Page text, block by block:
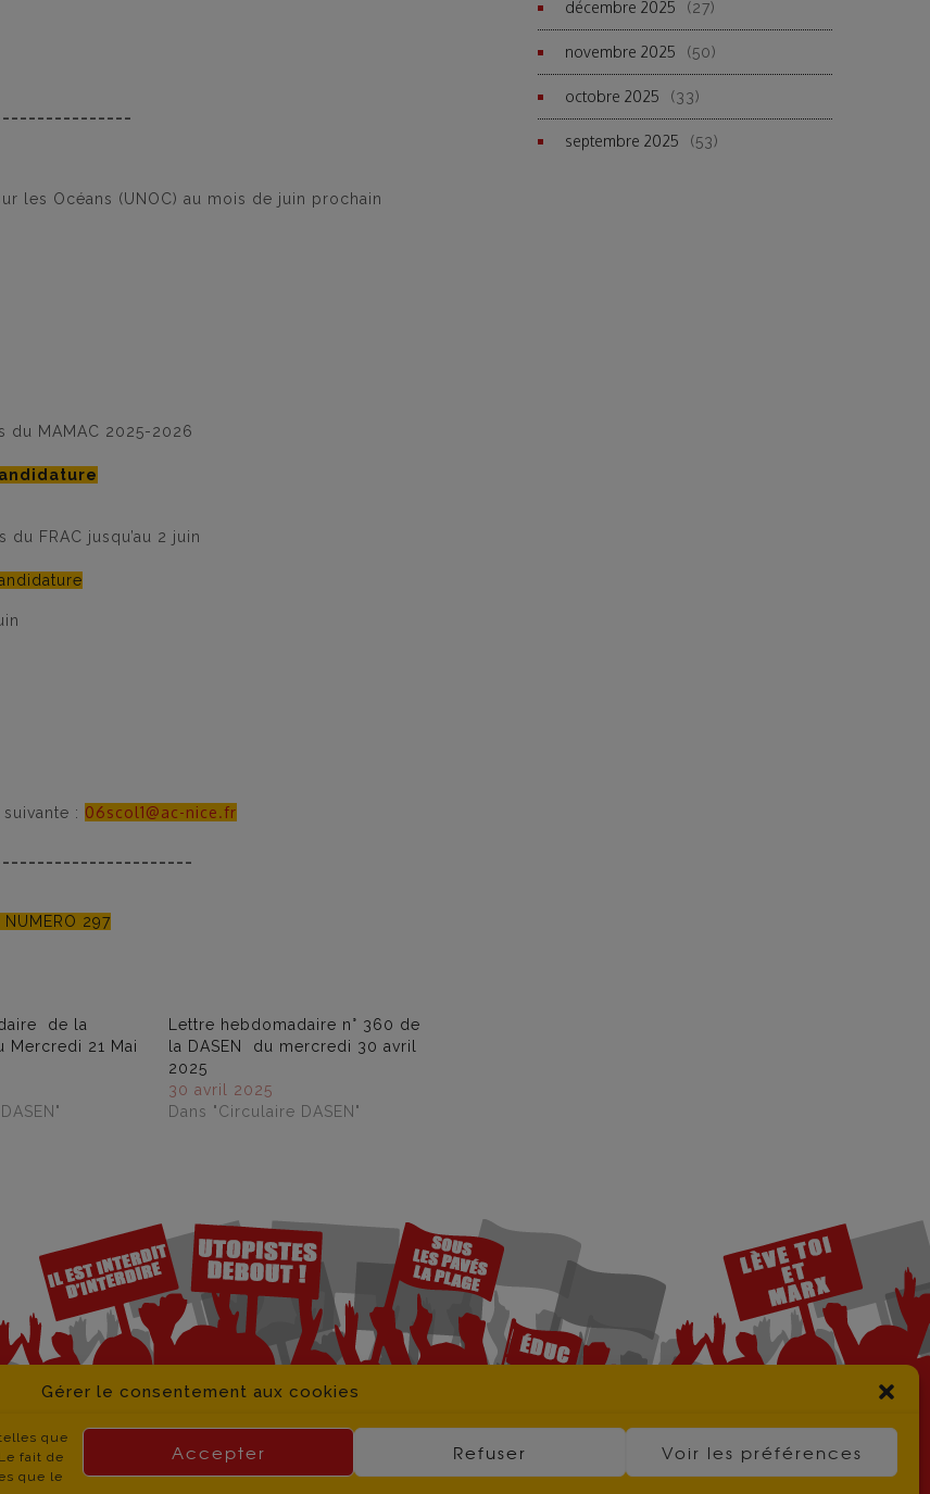
Gérer le consentement aux cookies
que
fait de
que le
Accepter Refuser Voir les préférences
les Océans (UNOC) au mois de juin prochain
MAMAC 2025-2026
FRAC jusqu’au 2 juin
: 06scol1@ac-nice.fr
NUMERO 297
de la
Mercredi 21 Mai
Lettre hebdomadaire n° 360 de
la DASEN du mercredi 30 avril
2025
30 avril 2025
Dans "Circulaire DASEN"
décembre 2025 (27)
novembre 2025 (50)
octobre 2025 (33)
septembre 2025 (53)